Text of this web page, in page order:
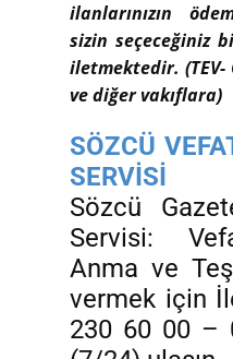
ilanlarınızın
sizin seçeceğiniz
iletmektedir. (TEV-
ve diğer vakıflara)
SÖZCÜ
SERVİSİ
Sözcü
Servisi:
Anma ve
vermek için
230 60 00 –